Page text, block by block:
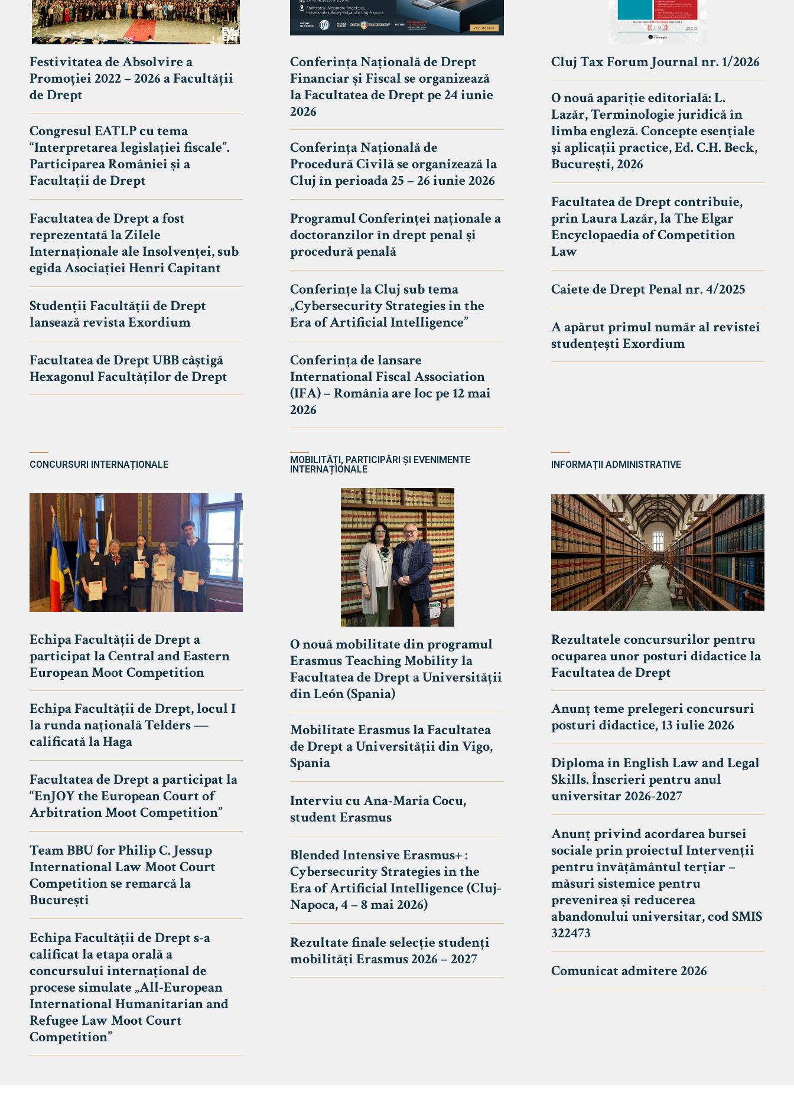
UNIVERSITATEA BABEȘ - BOLYAI
FACULTATEA
DE DREPT
Avizier Studenți
Studii
Admitere
Erasmus & Internațional
Știri
Echipa Facultății
Bibliotecă & Reviste
Festivitatea de Absolvire a
Promoției 2022 – 2026 a Facultății
de Drept
Congresul EATLP cu tema
“Interpretarea legislației fiscale”.
Participarea României și a
Facultații de Drept
Facultatea de Drept a fost
reprezentată la Zilele
Internaționale ale Insolvenței, sub
egida Asociației Henri Capitant
Studenții Facultății de Drept
lansează revista Exordium
Facultatea de Drept UBB câștigă
Hexagonul Facultăților de Drept
Conferința Națională de Drept
Financiar și Fiscal se organizează
la Facultatea de Drept pe 24 iunie
2026
Conferința Națională de
Procedură Civilă se organizează la
Cluj în perioada 25 – 26 iunie 2026
Programul Conferinței naționale a
doctoranzilor în drept penal și
procedură penală
Conferințe la Cluj sub tema
„Cybersecurity Strategies in the
Era of Artificial Intelligence”
Conferința de lansare
International Fiscal Association
(IFA) – România are loc pe 12 mai
2026
Cluj Tax Forum Journal nr. 1/2026
O nouă apariție editorială: L.
Lazăr, Terminologie juridică în
limba engleză. Concepte esențiale
și aplicații practice, Ed. C.H. Beck,
București, 2026
Facultatea de Drept contribuie,
prin Laura Lazăr, la The Elgar
Encyclopaedia of Competition
Law
Caiete de Drept Penal nr. 4/2025
A apărut primul număr al revistei
studențești Exordium
CONCURSURI INTERNAȚIONALE
Echipa Facultății de Drept a
participat la Central and Eastern
European Moot Competition
Echipa Facultății de Drept, locul I
la runda națională Telders —
calificată la Haga
Facultatea de Drept a participat la
“EnJOY the European Court of
Arbitration Moot Competition”
Team BBU for Philip C. Jessup
International Law Moot Court
Competition se remarcă la
București
Echipa Facultății de Drept s-a
calificat la etapa orală a
concursului internațional de
procese simulate „All-European
International Humanitarian and
Refugee Law Moot Court
Competition”
MOBILITĂȚI, PARTICIPĂRI ȘI EVENIMENTE
INTERNAȚIONALE
O nouă mobilitate din programul
Erasmus Teaching Mobility la
Facultatea de Drept a Universității
din León (Spania)
Mobilitate Erasmus la Facultatea
de Drept a Universității din Vigo,
Spania
Interviu cu Ana-Maria Cocu,
student Erasmus
Blended Intensive Erasmus+ :
Cybersecurity Strategies in the
Era of Artificial Intelligence (Cluj-
Napoca, 4 – 8 mai 2026)
Rezultate finale selecție studenți
mobilități Erasmus 2026 – 2027
INFORMAȚII ADMINISTRATIVE
Rezultatele concursurilor pentru
ocuparea unor posturi didactice la
Facultatea de Drept
Anunț teme prelegeri concursuri
posturi didactice, 13 iulie 2026
Diploma in English Law and Legal
Skills. Înscrieri pentru anul
universitar 2026-2027
Anunț privind acordarea bursei
sociale prin proiectul Intervenții
pentru învățământul terțiar –
măsuri sistemice pentru
prevenirea și reducerea
abandonului universitar, cod SMIS
322473
Comunicat admitere 2026